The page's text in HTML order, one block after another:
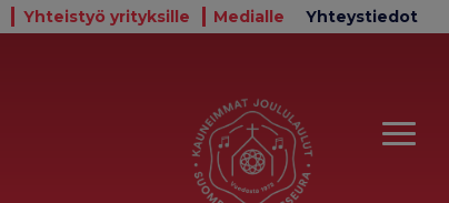
Yhteistyö yrityksille Medialle Yhteystiedot